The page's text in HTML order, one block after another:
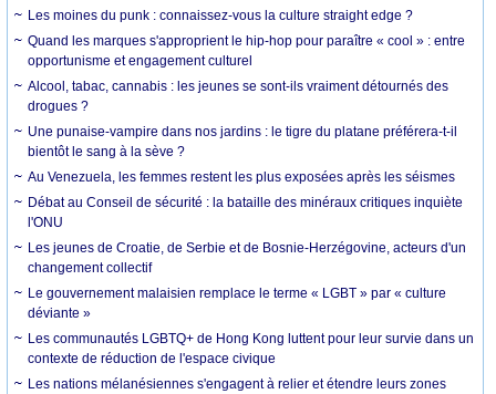
Les moines du punk : connaissez-vous la culture straight edge ?
Quand les marques s'approprient le hip-hop pour paraître « cool » : entre
opportunisme et engagement culturel
Alcool, tabac, cannabis : les jeunes se sont-ils vraiment détournés des
drogues ?
Une punaise-vampire dans nos jardins : le tigre du platane préférera-t-il
bientôt le sang à la sève ?
Au Venezuela, les femmes restent les plus exposées après les séismes
Débat au Conseil de sécurité : la bataille des minéraux critiques inquiète
l'ONU
Les jeunes de Croatie, de Serbie et de Bosnie-Herzégovine, acteurs d'un
changement collectif
Le gouvernement malaisien remplace le terme « LGBT » par « culture
déviante »
Les communautés LGBTQ+ de Hong Kong luttent pour leur survie dans un
contexte de réduction de l'espace civique
Les nations mélanésiennes s'engagent à relier et étendre leurs zones